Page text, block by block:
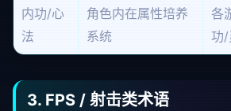
内功/心
法
角色内在属性培养
系统
各
功/
3. FPS / 射击类术语